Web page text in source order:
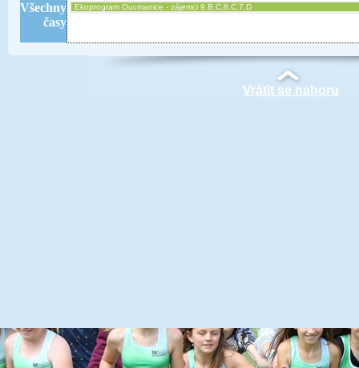
Všechny
časy
Ekoprogram Oucmanice - zájemci 9.B,C,8.C,7.D
Vrátit se nahoru